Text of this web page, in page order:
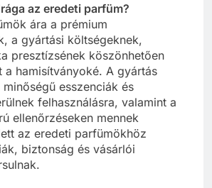
az eredeti parfüm?
ára a prémium
a gyártási költségeknek,
presztízsének köszönhetően
a hamisítványoké. A gyártás
esszenciák és
felhasználásra, valamint a
ellenőrzéseken mennek
az eredeti parfümökhöz
biztonság és vásárlói